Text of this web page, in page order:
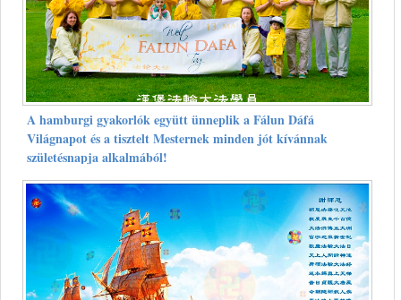
A hamburgi gyakorlók együtt ünneplik a Fálun Dáfá
Világnapot és a tisztelt Mesternek minden jót kívánnak
születésnapja alkalmából!